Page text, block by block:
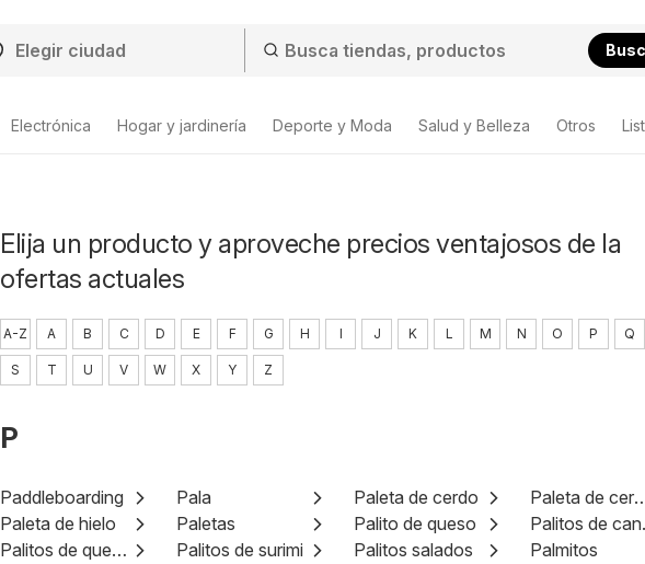
Electrónica Hogar y jardinería Deporte y Moda Salud y Belleza Otros
Elija un producto y aproveche precios ventajosos de la
ofertas actuales
A-Z A B C D E F G H I J K L M N O P Q
S T U V W X Y Z
P
Paddleboarding Pala Paleta de cerdo
Paleta de
Paleta de hielo
Paletas Palito de queso
Palitos de queso
Palitos de surimi Palitos salados
Palmitos